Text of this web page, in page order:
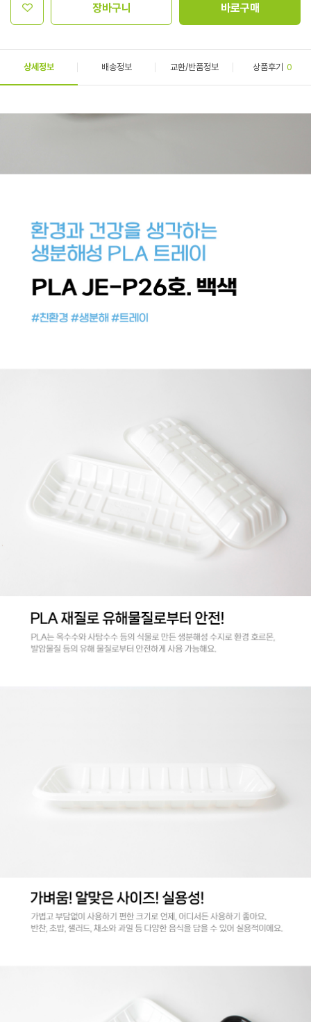
장바구니 바로구매
상세정보 배송정보 교환/반품정보 상품후기 0